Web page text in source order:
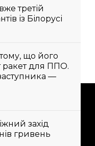
третій
із Білорусі
що його
ракет для ППО.
—
захід
гривень
тебе та